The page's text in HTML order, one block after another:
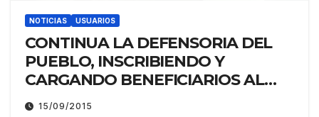
NOTICIAS USUARIOS
CONTINUA LA DEFENSORIA DEL
PUEBLO, INSCRIBIENDO Y
CARGANDO BENEFICIARIOS AL
PLAN NACIONAL HOGAR CON
15/09/2015